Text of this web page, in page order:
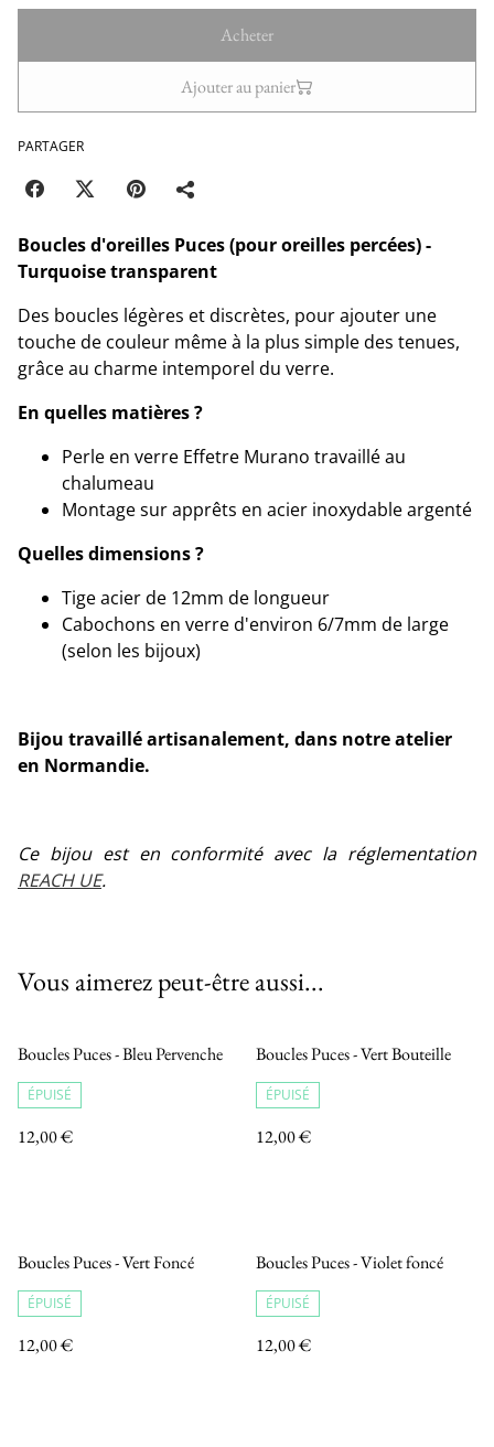
Acheter
Ajouter au panier
PARTAGER
Boucles d'oreilles Puces (pour oreilles percées) -
Turquoise transparent
Des boucles légères et discrètes, pour ajouter une
touche de couleur même à la plus simple des tenues,
grâce au charme intemporel du verre.
En quelles matières ?
Perle en verre Effetre Murano travaillé au
chalumeau
Montage sur apprêts en acier inoxydable argenté
Quelles dimensions ?
Tige acier de 12mm de longueur
Cabochons en verre d'environ 6/7mm de large
(selon les bijoux)
Bijou travaillé artisanalement, dans notre atelier
en Normandie.
Ce bijou est en conformité avec la réglementation
REACH UE.
Vous aimerez peut-être aussi...
Boucles Puces - Bleu Pervenche
ÉPUISÉ
12,00 €
Boucles Puces - Vert Bouteille
ÉPUISÉ
12,00 €
Boucles Puces - Vert Foncé
ÉPUISÉ
12,00 €
Boucles Puces - Violet foncé
ÉPUISÉ
12,00 €